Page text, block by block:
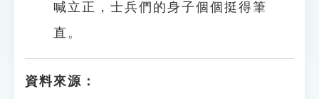
喊立正，士兵們的身子個個挺得筆
直。
資料來源：